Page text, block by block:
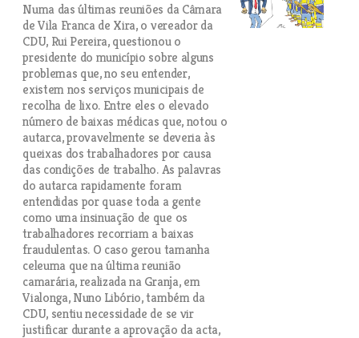
Numa das últimas reuniões da Câmara
de Vila Franca de Xira, o vereador da
CDU, Rui Pereira, questionou o
presidente do município sobre alguns
problemas que, no seu entender,
existem nos serviços municipais de
recolha de lixo. Entre eles o elevado
número de baixas médicas que, notou o
autarca, provavelmente se deveria às
queixas dos trabalhadores por causa
das condições de trabalho. As palavras
do autarca rapidamente foram
entendidas por quase toda a gente
como uma insinuação de que os
trabalhadores recorriam a baixas
fraudulentas. O caso gerou tamanha
celeuma que na última reunião
camarária, realizada na Granja, em
Vialonga, Nuno Libório, também da
CDU, sentiu necessidade de se vir
justificar durante a aprovação da acta,